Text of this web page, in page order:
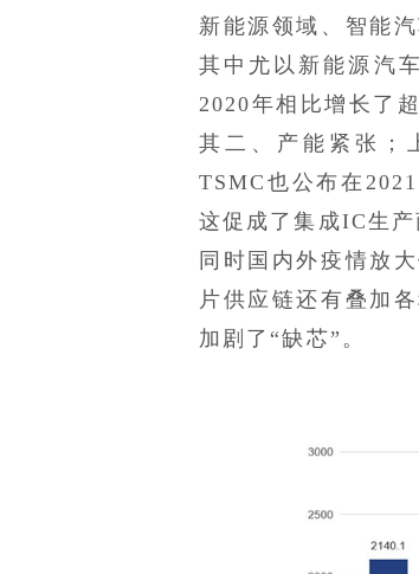
新能源领域、智能
其中尤以新能源汽
2020年相比增长了
其二、产能紧张；
TSMC也公布在
这促成了集成IC生产
同时国内外疫情放
片供应链还有叠加
加剧了“缺芯”。